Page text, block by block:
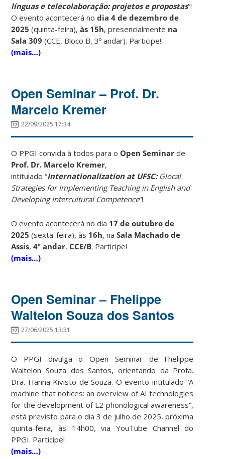
línguas e telecolaboração: projetos e propostas“!
O evento acontecerá nodia 4 de dezembro de
2025 (quinta-feira),às 15h, presencialmente na
Sala 309 (CCE, Bloco B, 3º andar). Participe!
(mais…)
Open Seminar – Prof. Dr.
Marcelo Kremer
22/09/2025 17:34
O PPGI convida à todos para o Open Seminar de
Prof. Dr. Marcelo Kremer,
intitulado “Internationalization at UFSC: Glocal
Strategies for Implementing Teaching in English and
Developing Intercultural Competence“!
O evento acontecerá no dia 17 de outubro de
2025 (sexta-feira), às 16h, naSala Machado de
Assis, 4º andar, CCE/B. Participe!
(mais…)
Open Seminar – Fhelippe
Waltelon Souza dos Santos
27/06/2025 13:31
O PPGI divulga o Open Seminar de Fhelippe
Waltelon Souza dos Santos, orientando da Profa.
Dra. Hanna Kivisto de Souza. O evento intitulado “A
machine that notices: an overview of AI technologies
for the development of L2 phonological awareness”,
está previsto para o dia 3 de julho de 2025, próxima
quinta-feira, às 14h00, via YouTube Channel do
PPGI. Participe!
(mais…)